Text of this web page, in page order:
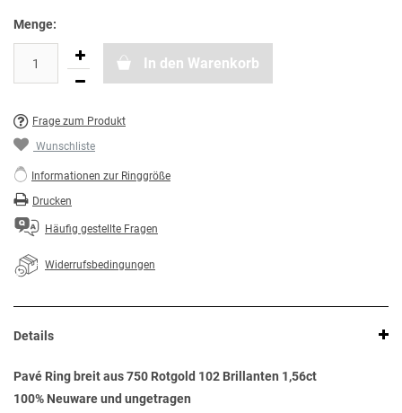
Menge:
In den Warenkorb
Frage zum Produkt
Wunschliste
Informationen zur Ringgröße
Drucken
Häufig gestellte Fragen
Widerrufsbedingungen
Details
Pavé Ring breit aus 750 Rotgold 102 Brillanten 1,56ct
100% Neuware und ungetragen